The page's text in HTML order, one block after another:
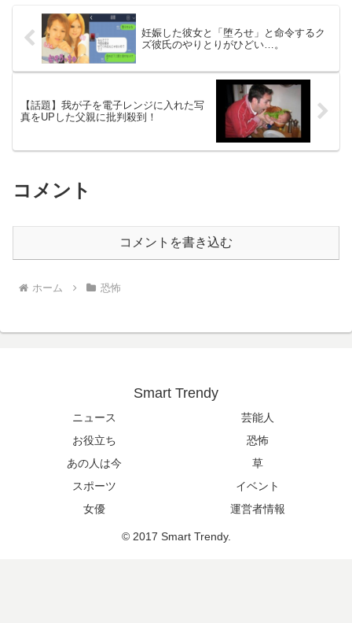
妊娠した彼女と「堕ろせ」と命令するク
ズ彼氏のやりとりがひどい…。
【話題】我が子を電子レンジに入れた写
真をUPした父親に批判殺到！
コメント
コメントを書き込む
ホーム 恐怖
Smart Trendy
ニュース
芸能人
お役立ち
恐怖
あの人は今
草
スポーツ
イベント
女優
運営者情報
© 2017 Smart Trendy.